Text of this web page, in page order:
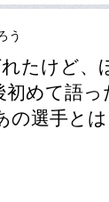
う
れたけど
初めて語
の選手とは